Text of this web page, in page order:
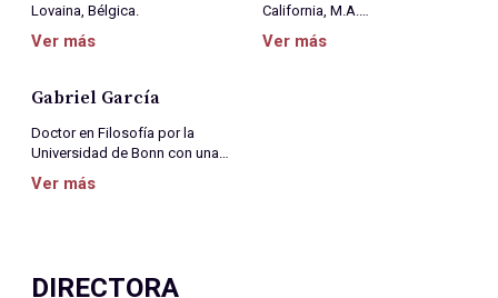
Lovaina, Bélgica.
Ver más
California, M.A.…
Ver más
Gabriel García
Doctor en Filosofía por la
Universidad de Bonn con una…
Ver más
DIRECTORA